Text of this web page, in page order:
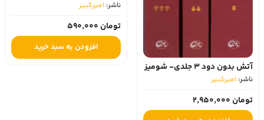
آتش بدون دود 3 جلدی- شومیز
ناشر: امیرکبیر
تومان 2,950,000
ناشر: امیرکبیر
تومان 590,000
افزودن به سبد خرید